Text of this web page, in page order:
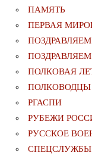
ПАМЯТЬ
ПЕРВАЯ
ПОЗДРАВЛЯЕМ
ПОЛКОВАЯ
ПОЛКОВОДЦЫ
РГАСПИ
РУБЕЖИ
РУССКОЕ
СПЕЦСЛУЖБЫ